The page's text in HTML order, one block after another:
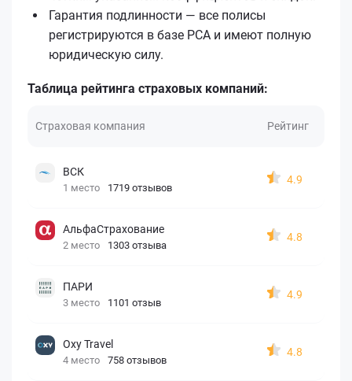
Гарантия подлинности — все полисы
регистрируются в базе РСА и имеют полную
юридическую силу.
Таблица рейтинга страховых компаний:
Страховая компания Рейтинг
ВСК
1 место 1719 отзывов
4.9
АльфаСтрахование
2 место 1303 отзыва
4.8
ПАРИ
3 место 1101 отзыв
4.9
Oxy Travel
4 место 758 отзывов
4.8